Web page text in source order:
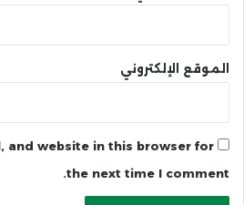
الموقع الإلكتروني
and website in this browser for
the next time I comment.